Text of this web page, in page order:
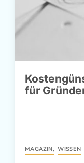
für
MAGAZIN, WISSEN